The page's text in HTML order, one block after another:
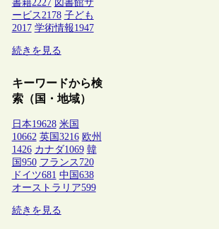
書籍2227 図書館サ
ービス2178 子ども
2017 学術情報1947
続きを見る
キーワードから検
索（国・地域）
日本19628 米国
10662 英国 3216 欧州
1426 カナダ1069 韓
国 950 フランス 720
ドイツ681 中国 638
オーストラリア599
続きを見る